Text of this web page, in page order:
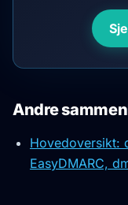
Andre
Hovedoversikt:
EasyDMARC,